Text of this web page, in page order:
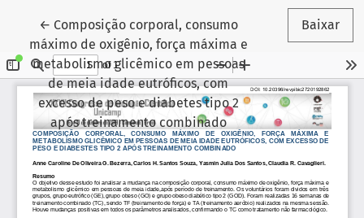
← Voltar aos Detalhes do Artigo
Composição corporal, consumo
máximo de oxigênio, força máxima e
metabolismo glicêmico em pessoas
de meia idade eutróficos, com
excesso de peso e diabetes tipo 2
após treinamento combinado
Baixar